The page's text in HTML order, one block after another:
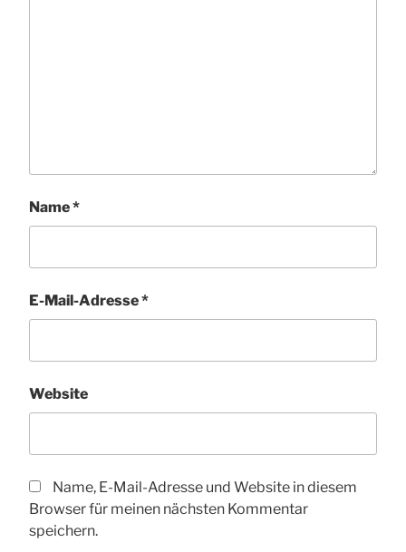
Name*
E-Mail-Adresse*
Website
Name, E-Mail-Adresse und Website in diesem
Browser für meinen nächsten Kommentar
speichern.